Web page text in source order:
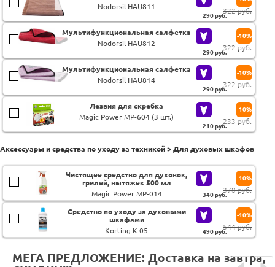
Nodorsil HAU811
290руб.
322 руб.
Мультифункциональная салфетка
Nodorsil HAU812
290руб.
322 руб.
-10%
Мультифункциональная салфетка
Nodorsil HAU814
290руб.
322 руб.
-10%
Лезвия для скребка
Magic Power MP-604 (3 шт.)
210руб.
233 руб.
-10%
Аксессуары и средства по уходу за техникой > Для духовых шкафов
Чистящее средство для духовок,
грилей, вытяжек 500 мл
Magic Power MP-014
340руб.
378 руб.
-10%
Средство по уходу за духовыми
шкафами
Korting K 05
490руб.
544 руб.
-10%
МЕГА ПРЕДЛОЖЕНИЕ: Доставка на завтра,